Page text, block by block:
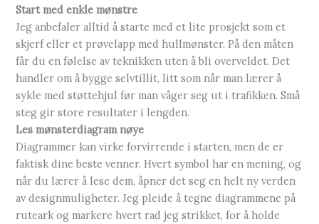
Start med enkle mønstre
Jeg anbefaler alltid å starte med et lite prosjekt som et
skjerf eller et prøvelapp med hullmønster. På den måten
får du en følelse av teknikken uten å bli overveldet. Det
handler om å bygge selvtillit, litt som når man lærer å
sykle med støttehjul før man våger seg ut i trafikken. Små
steg gir store resultater i lengden.
Les mønsterdiagram nøye
Diagrammer kan virke forvirrende i starten, men de er
faktisk dine beste venner. Hvert symbol har en mening, og
når du lærer å lese dem, åpner det seg en helt ny verden
av designmuligheter. Jeg pleide å tegne diagrammene på
ruteark og markere hvert rad jeg strikket, for å holde